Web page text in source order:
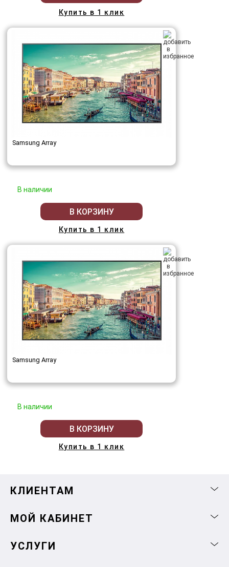
Купить в 1 клик
Samsung Array
В наличии
В КОРЗИНУ
Купить в 1 клик
Samsung Array
В наличии
В КОРЗИНУ
Купить в 1 клик
КЛИЕНТАМ
МОЙ КАБИНЕТ
УСЛУГИ